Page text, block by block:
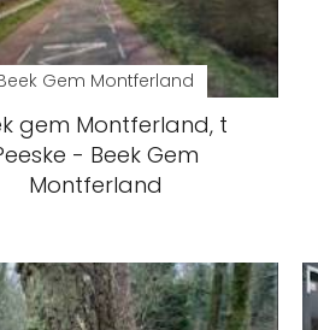
Gem Montferland
gem Montferland, t
- Beek Gem
Montferland